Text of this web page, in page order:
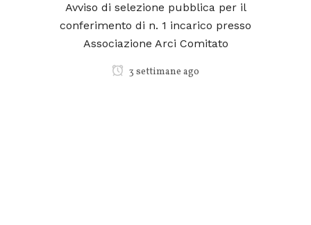
Avviso di selezione pubblica per il
conferimento di n. 1 incarico presso
Associazione Arci Comitato
3 settimane ago